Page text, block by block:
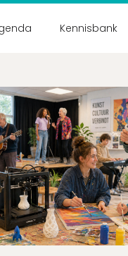
Kennisbank
aanmaken